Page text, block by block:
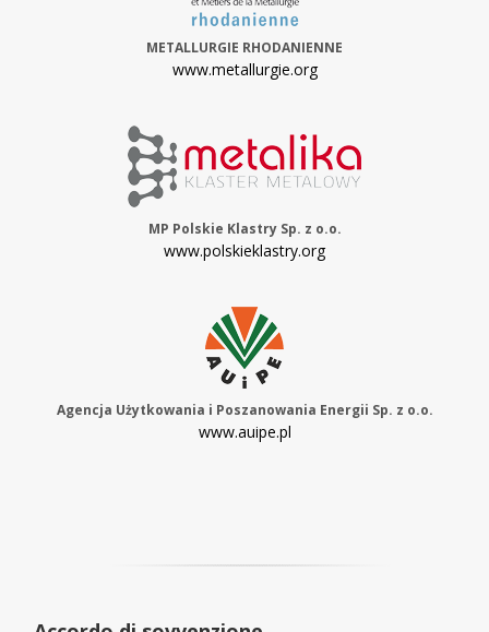
METALLURGIE RHODANIENNE
www.metallurgie.org
MP Polskie Klastry Sp. z o.o.
www.polskieklastry.org
Agencja Użytkowania i Poszanowania Energii Sp. z o.o.
www.auipe.pl